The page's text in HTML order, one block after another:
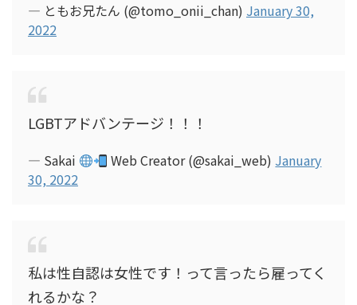
— ともお兄たん (@tomo_onii_chan) January 30,
2022
LGBTアドバンテージ！！！
— Sakai Web Creator (@sakai_web) January
30, 2022
私は性自認は女性です！って言ったら雇ってく
れるかな？